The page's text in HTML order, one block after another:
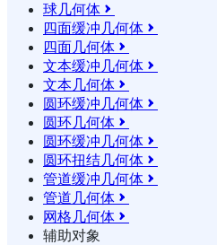
球几何体 
四面缓冲几何体 
四面几何体 
文本缓冲几何体 
文本几何体 
圆环缓冲几何体 
圆环几何体 
圆环缓冲几何体 
圆环扭结几何体 
管道缓冲几何体 
管道几何体 
网格几何体 
辅助对象